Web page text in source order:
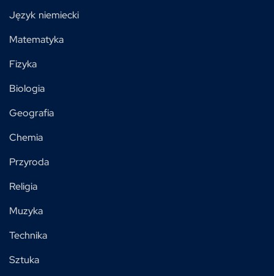
Język niemiecki
Matematyka
Fizyka
Biologia
Geografia
Chemia
Przyroda
Religia
Muzyka
Technika
Sztuka